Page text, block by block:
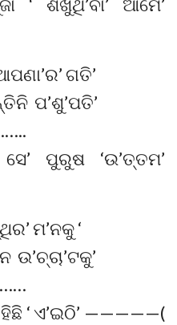
‘ ଶିଖୁଥି’ବା’ ଆମେ’
ଗତି’
ପ’ଶୁ’ପତି’
ପୁରୁଷ ‘ଉ’ତ୍ତମ’
ମ’ନକୁ ‘
‘ ଏ’ଇଠି’ —————(